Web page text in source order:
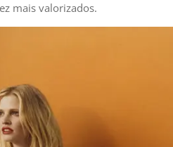
mais valorizados.